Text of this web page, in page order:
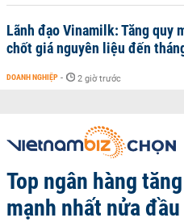
Lãnh đạo Vinamilk: Tăng quy
chốt giá nguyên liệu đến
DOANH NGHIỆP - 2 giờ trước
Top ngân hàng
mạnh nhất nửa